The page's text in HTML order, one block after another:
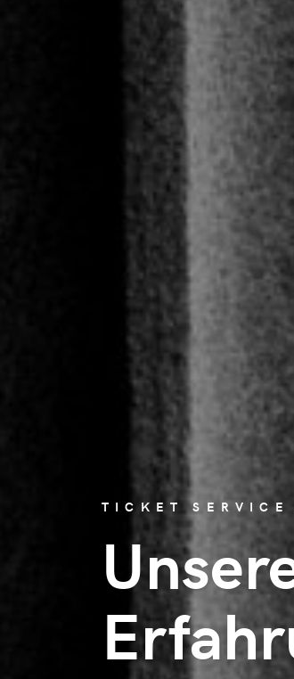
TICKET